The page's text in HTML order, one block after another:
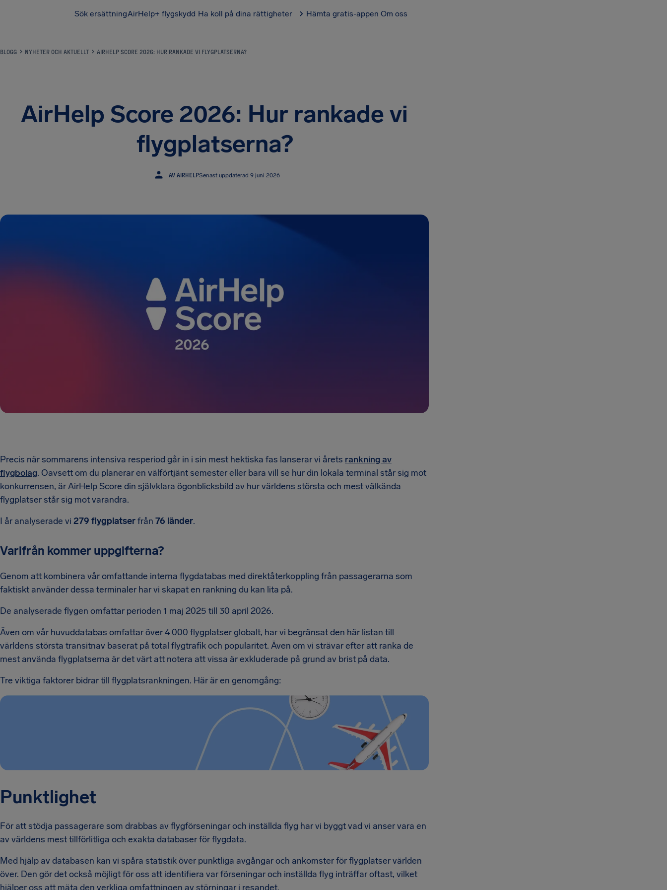
Sök ersättningAirHelp+ flygskydd Ha koll på dina rättigheter Hämta gratis-appen Om oss
BLOGG NYHETER OCH AKTUELLT AIRHELP SCORE 2026: HUR RANKADE VI FLYGPLATSERNA?
AirHelp Score 2026: Hur rankade vi
flygplatserna?
AV AIRHELPSenast uppdaterad 9 juni 2026
Precis när sommarens intensiva resperiod går in i sin mest hektiska fas lanserar vi årets rankning av
flygbolag. Oavsett om du planerar en välförtjänt semester eller bara vill se hur din lokala terminal står sig mot
konkurrensen, är AirHelp Score din självklara ögonblicksbild av hur världens största och mest välkända
flygplatser står sig mot varandra.
I år analyserade vi 279 flygplatserfrån 76 länder.
Varifrån kommer uppgifterna?
Genom att kombinera vår omfattande interna flygdatabas med direktåterkoppling från passagerarna som
faktiskt använder dessa terminaler har vi skapat en rankning du kan lita på.
De analyserade flygen omfattar perioden 1 maj 2025 till 30 april 2026.
Även om vår huvuddatabas omfattar över 4 000 flygplatser globalt, har vi begränsat den här listan till
världens största transitnav baserat på total flygtrafik och popularitet. Även om vi strävar efter att ranka de
mest använda flygplatserna är det värt att notera att vissa är exkluderade på grund av brist på data.
Tre viktiga faktorer bidrar till flygplatsrankningen. Här är en genomgång:
Punktlighet
För att stödja passagerare som drabbas av flygförseningar och inställda flyg har vi byggt vad vi anser vara en
av världens mest tillförlitliga och exakta databaser för flygdata.
Med hjälp av databasen kan vi spåra statistik över punktliga avgångar och ankomster för flygplatser världen
över. Den gör det också möjligt för oss att identifiera var förseningar och inställda flyg inträffar oftast, vilket
hjälper oss att mäta den verkliga omfattningen av störningar i resandet.